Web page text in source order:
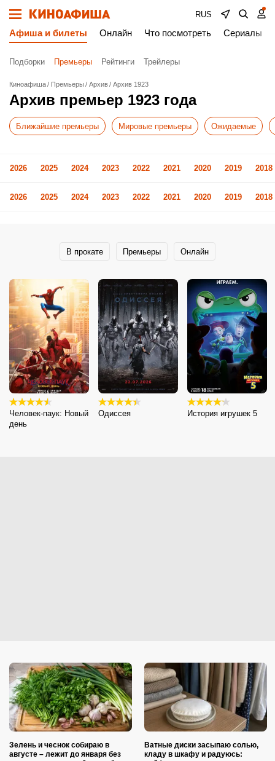
RUS
Афиша и билеты Онлайн Что посмотреть Сериалы
Подборки Премьеры Рейтинги Трейлеры
Киноафиша Премьеры Архив Архив 1923
Архив премьер 1923 года
Ближайшие премьеры Мировые премьеры Ожидаемые
2026 2025 2024 2023 2022 2021 2020 2019 2018
2026 2025 2024 2023 2022 2021 2020 2019 2018
В прокате Премьеры Онлайн
Человек-паук: Новый
день
Одиссея История игрушек 5
Зелень и чеснок собираю в
августе – лежит до января без
Ватные диски засыпаю солью,
кладу в шкафу и радуюсь: